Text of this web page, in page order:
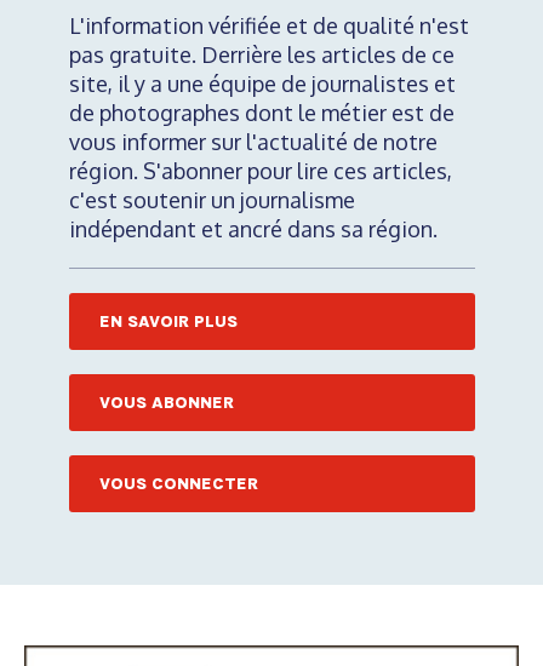
L'information vérifiée et de qualité n'est
pas gratuite. Derrière les articles de ce
site, il y a une équipe de journalistes et
de photographes dont le métier est de
vous informer sur l'actualité de notre
région. S'abonner pour lire ces articles,
c'est soutenir un journalisme
indépendant et ancré dans sa région.
EN SAVOIR PLUS
VOUS ABONNER
VOUS CONNECTER